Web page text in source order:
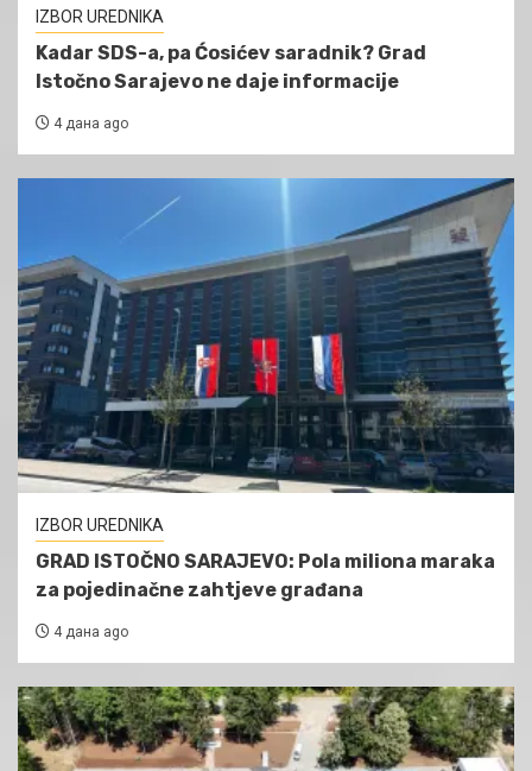
IZBOR UREDNIKA
Kadar SDS-a, pa Ćosićev saradnik? Grad
Istočno Sarajevo ne daje informacije
4 дана ago
IZBOR UREDNIKA
GRAD ISTOČNO SARAJEVO: Pola miliona maraka
za pojedinačne zahtjeve građana
4 дана ago